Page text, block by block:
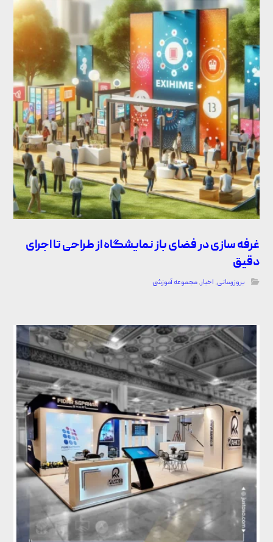
غرفه سازی در فضای باز نمایشگاه از طراحی تا اجرای
دقیق
بروزرسانی, اخبار,مجموعه آموزشی